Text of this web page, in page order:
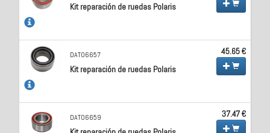
Kit reparación de ruedas Polaris
DAT06657
Kit reparación de ruedas Polaris
45.65 €
DAT06659 37.47 €